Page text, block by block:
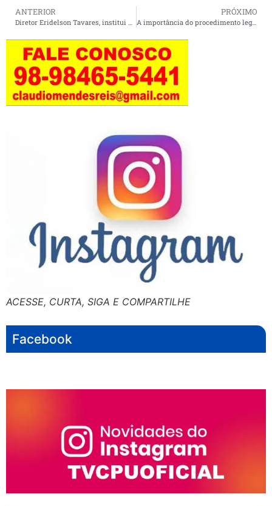
ANTERIOR
Diretor Eridelson Tavares, institui comissão organizadora para realização do concurso público do SAAE.
PRÓXIMO
A importância do procedimento legal para entrega voluntária de bebês à adoção.
ACESSE, CURTA, SIGA E COMPARTILHE
Facebook